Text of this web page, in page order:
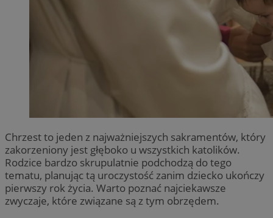
Chrzest to jeden z najważniejszych sakramentów, który
zakorzeniony jest głęboko u wszystkich katolików.
Rodzice bardzo skrupulatnie podchodzą do tego
tematu, planując tą uroczystość zanim dziecko ukończy
pierwszy rok życia. Warto poznać najciekawsze
zwyczaje, które związane są z tym obrzędem.